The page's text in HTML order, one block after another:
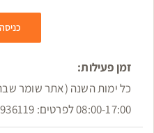
זמן פעילות:
כל ימות השנה (אתר שומר
08:00-17:00 לפרטים: 072-3936119